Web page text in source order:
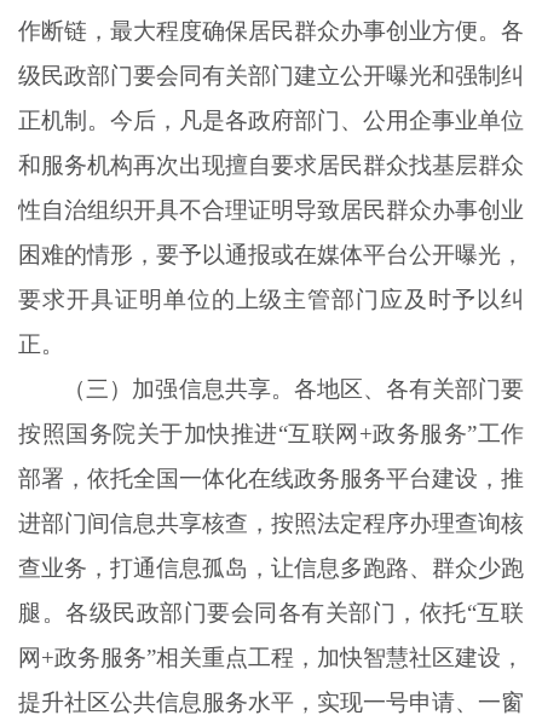
作断链，最大程度确保居民群众办事创业方便。各
级民政部门要会同有关部门建立公开曝光和强制纠
正机制。今后，凡是各政府部门、公用企事业单位
和服务机构再次出现擅自要求居民群众找基层群众
性自治组织开具不合理证明导致居民群众办事创业
困难的情形，要予以通报或在媒体平台公开曝光，
要求开具证明单位的上级主管部门应及时予以纠
正。
（三）加强信息共享。各地区、各有关部门要
按照国务院关于加快推进“互联网+政务服务”工作
部署，依托全国一体化在线政务服务平台建设，推
进部门间信息共享核查，按照法定程序办理查询核
查业务，打通信息孤岛，让信息多跑路、群众少跑
腿。各级民政部门要会同各有关部门，依托“互联
网+政务服务”相关重点工程，加快智慧社区建设，
提升社区公共信息服务水平，实现一号申请、一窗